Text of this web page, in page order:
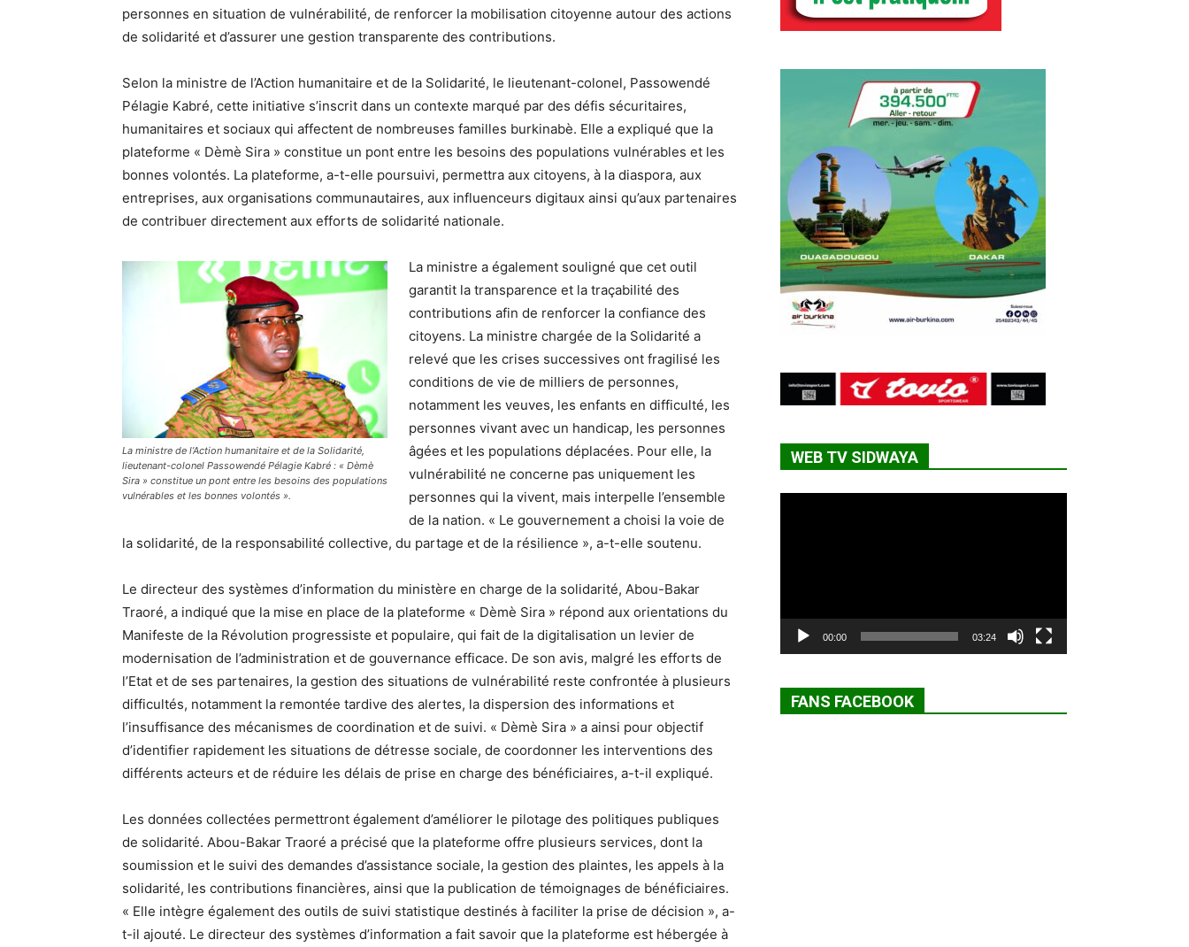
personnes en situation de vulnérabilité, de renforcer la mobilisation citoyenne autour des actions
de solidarité et d’assurer une gestion transparente des contributions.
Selon la ministre de l’Action humanitaire et de la Solidarité, le lieutenant-colonel, Passowendé
Pélagie Kabré, cette initiative s’inscrit dans un contexte marqué par des défis sécuritaires,
humanitaires et sociaux qui affectent de nombreuses familles burkinabè. Elle a expliqué que la
plateforme « Dèmè Sira » constitue un pont entre les besoins des populations vulnérables et les
bonnes volontés. La plateforme, a-t-elle poursuivi, permettra aux citoyens, à la diaspora, aux
entreprises, aux organisations communautaires, aux influenceurs digitaux ainsi qu’aux partenaires
de contribuer directement aux efforts de solidarité nationale.
La ministre de l’Action humanitaire et de la Solidarité,
lieutenant-colonel Passowendé Pélagie Kabré : « Dèmè
Sira » constitue un pont entre les besoins des populations
vulnérables et les bonnes volontés ».
La ministre a également souligné que cet outil
garantit la transparence et la traçabilité des
contributions afin de renforcer la confiance des
citoyens. La ministre chargée de la Solidarité a
relevé que les crises successives ont fragilisé les
conditions de vie de milliers de personnes,
notamment les veuves, les enfants en difficulté, les
personnes vivant avec un handicap, les personnes
âgées et les populations déplacées. Pour elle, la
vulnérabilité ne concerne pas uniquement les
personnes qui la vivent, mais interpelle l’ensemble
de la nation. « Le gouvernement a choisi la voie de
la solidarité, de la responsabilité collective, du partage et de la résilience », a-t-elle soutenu.
Le directeur des systèmes d’information du ministère en charge de la solidarité, Abou-Bakar
Traoré, a indiqué que la mise en place de la plateforme « Dèmè Sira » répond aux orientations du
Manifeste de la Révolution progressiste et populaire, qui fait de la digitalisation un levier de
modernisation de l’administration et de gouvernance efficace. De son avis, malgré les efforts de
l’Etat et de ses partenaires, la gestion des situations de vulnérabilité reste confrontée à plusieurs
difficultés, notamment la remontée tardive des alertes, la dispersion des informations et
l’insuffisance des mécanismes de coordination et de suivi. « Dèmè Sira » a ainsi pour objectif
d’identifier rapidement les situations de détresse sociale, de coordonner les interventions des
différents acteurs et de réduire les délais de prise en charge des bénéficiaires, a-t-il expliqué.
Les données collectées permettront également d’améliorer le pilotage des politiques publiques
de solidarité. Abou-Bakar Traoré a précisé que la plateforme offre plusieurs services, dont la
soumission et le suivi des demandes d’assistance sociale, la gestion des plaintes, les appels à la
solidarité, les contributions financières, ainsi que la publication de témoignages de bénéficiaires.
« Elle intègre également des outils de suivi statistique destinés à faciliter la prise de décision », a-
t-il ajouté. Le directeur des systèmes d’information a fait savoir que la plateforme est hébergée à
WEB TV SIDWAYA
00:00 03:24
FANS FACEBOOK